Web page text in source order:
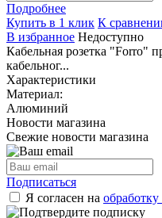
Подробнее
Купить в 1 клик К
В избранное Недоступно
Кабельная розетка "Forro"
кабельног...
Характеристики
Материал:
Алюминий
Новости магазина
Свежие новости магазина
Подписаться
Я согласен на